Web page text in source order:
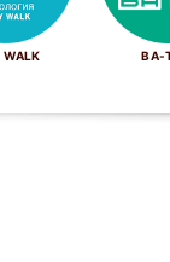
WALK BA-